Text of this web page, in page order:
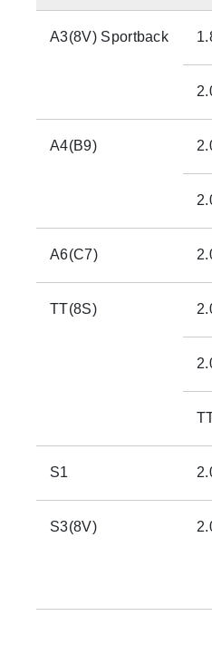
A3(8V) Sportback
A4(B9)
A6(C7)
TT(8S)
S1
S3(8V)